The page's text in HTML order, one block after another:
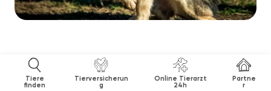
Tiere
finden
Tierversicherun
g
Online Tierarzt
24h
Partne
r